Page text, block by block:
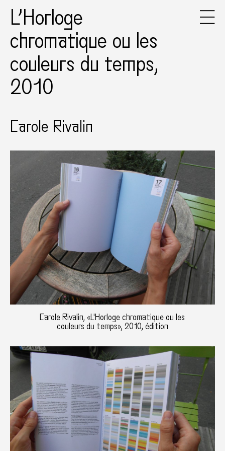
L’Horloge
chromatique ou les
couleurs du temps,
2010
Carole Rivalin
Carole Rivalin, «L'Horloge chromatique ou les
couleurs du temps», 2010, édition